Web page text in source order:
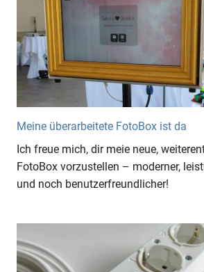
Meine überarbeitete FotoBox ist da
Ich freue mich, dir meie neue,
FotoBox vorzustellen – moderner,
und noch benutzerfreundlicher!